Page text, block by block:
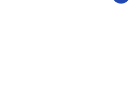
們的視角愈見新意，攝影